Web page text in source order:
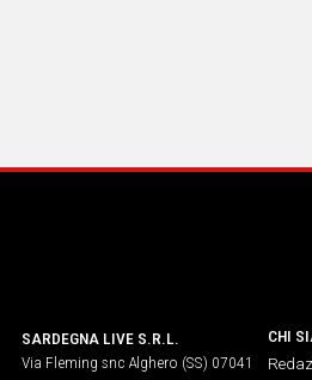
SARDEGNA LIVE S.R.L.
Via Fleming snc Alghero (SS) 07041
CHI